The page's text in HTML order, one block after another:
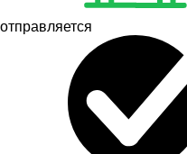
отправляется